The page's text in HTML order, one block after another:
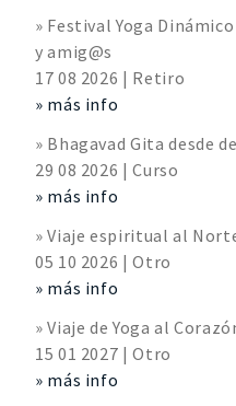
» Festival Yoga
y amig@s
17 08 2026 | Retiro
» más info
» Bhagavad Gita desde
29 08 2026 | Curso
» más info
» Viaje espiritual al
05 10 2026 | Otro
» más info
» Viaje de Yoga al
15 01 2027 | Otro
» más info